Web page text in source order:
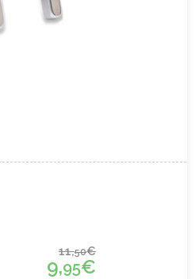
11,50€
9,95€